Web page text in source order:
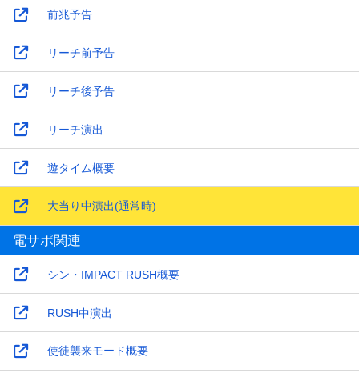
前兆予告
リーチ前予告
リーチ後予告
リーチ演出
遊タイム概要
大当り中演出(通常時)
電サポ関連
シン・IMPACT RUSH概要
RUSH中演出
使徒襲来モード概要